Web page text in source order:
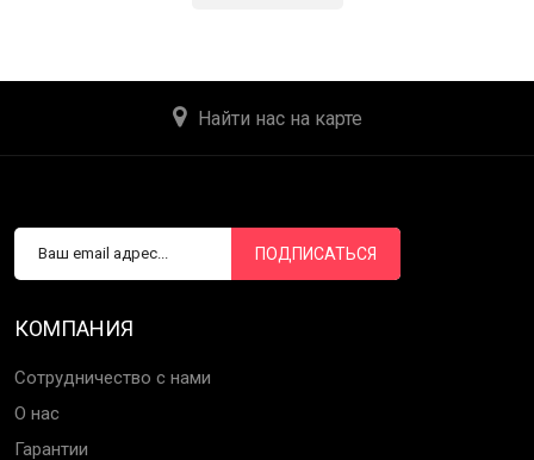
Найти нас на карте
ПОДПИСАТЬСЯ
КОМПАНИЯ
Сотрудничество с нами
О нас
Гарантии